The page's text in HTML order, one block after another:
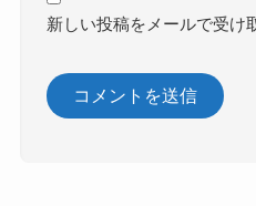
新しい投稿をメールで受け